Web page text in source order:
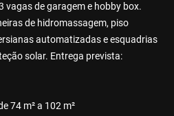
vagas de garagem e hobby box.
de hidromassagem, piso
automatizadas e esquadrias
solar. Entrega prevista:
74 m² a 102 m²